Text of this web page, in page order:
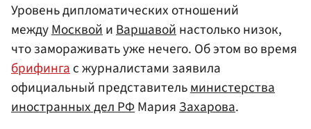
Уровень дипломатических отношений
междуМосквойиВаршавойнастолько низок,
что замораживать уже нечего. Об этом во время
брифингас журналистами заявила
официальный представительминистерства
иностранных делРФМарияЗахарова.